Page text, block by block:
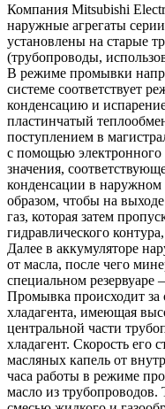
Компания Mitsubishi
наружные агрегаты
установлены на старые
(трубопроводы,
В режиме промывки
системе соответствует
конденсацию и
пластинчатый
поступлением в
с помощью электронного
значения,
конденсации в наружном
образом, чтобы на
газ, которая затем
гидравлического
Далее в аккумуляторе
от масла, после чего
специальном
Промывка происходит за
хладагента, имеющая
центральной части
хладагент. Скорость его
масляных капель от
часа работы в режиме
масло из